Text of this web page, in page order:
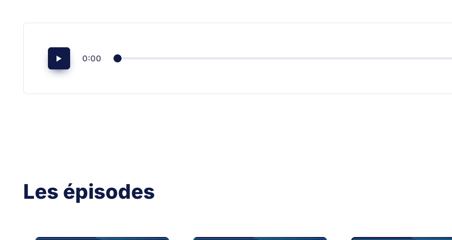
0:00
Les épisodes